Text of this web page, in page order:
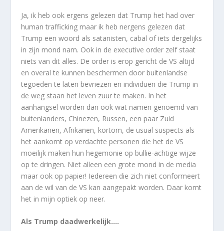
Ja, ik heb ook ergens gelezen dat Trump het had over
human trafficking maar ik heb nergens gelezen dat
Trump een woord als satanisten, cabal of iets dergelijks
in zijn mond nam. Ook in de executive order zelf staat
niets van dit alles. De order is erop gericht de VS altijd
en overal te kunnen beschermen door buitenlandse
tegoeden te laten bevriezen en individuen die Trump in
de weg staan het leven zuur te maken. In het
aanhangsel worden dan ook wat namen genoemd van
buitenlanders, Chinezen, Russen, een paar Zuid
Amerikanen, Afrikanen, kortom, de usual suspects als
het aankomt op verdachte personen die het de VS
moeilijk maken hun hegemonie op bullie-achtige wijze
op te dringen. Niet alleen een grote mond in de media
maar ook op papier! Iedereen die zich niet conformeert
aan de wil van de VS kan aangepakt worden. Daar komt
het in mijn optiek op neer.
Als Trump daadwerkelijk….